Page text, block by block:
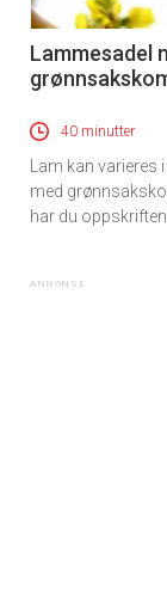
Lammesadel
40 minutter
Lam kan varieres
med
har du oppskriften.